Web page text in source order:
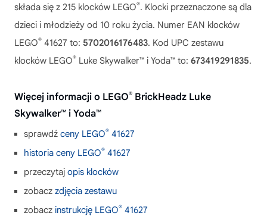
składa się z 215 klocków LEGO®. Klocki przeznaczone są dla
dzieci i młodzieży od 10 roku życia. Numer EAN klocków
LEGO® 41627 to: 5702016176483. Kod UPC zestawu
klocków LEGO® Luke Skywalker™ i Yoda™ to: 673419291835.
Więcej informacji o LEGO® BrickHeadz Luke
Skywalker™ i Yoda™
sprawdź ceny LEGO® 41627
historia ceny LEGO® 41627
przeczytaj opis klocków
zobacz zdjęcia zestawu
zobacz instrukcję LEGO® 41627